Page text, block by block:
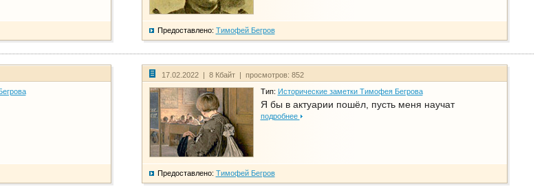
Предоставлено: Тимофей Бегров
17.02.2022 | 8 Кбайт | просмотров: 852
Тип: Исторические заметки Тимофея Бегрова
Я бы в актуарии пошёл, пусть меня научат
подробнее
Предоставлено: Тимофей Бегров